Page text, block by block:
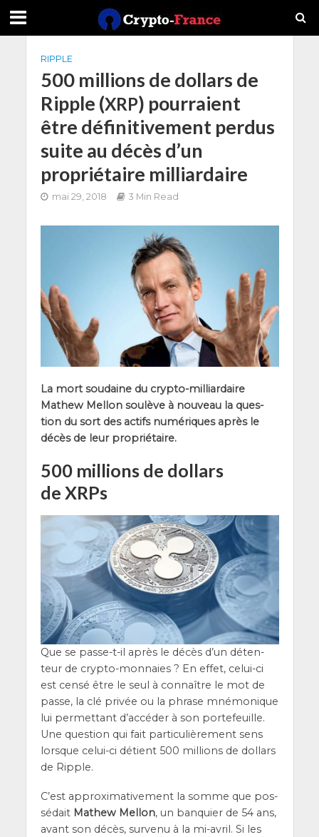
RIPPLE
500 millions de dollars de
Ripple (XRP) pourraient
être définitivement perdus
suite au décès d’un
propriétaire milliardaire
mai 29, 2018 3 Min Read
La mort sou­daine du cryp­to-mil­liar­daire
Mathew Mel­lon sou­lève à nou­veau la ques­
tion du sort des actifs numé­riques après le
décès de leur propriétaire.
500 millions de dollars
de XRPs
Que se passe-t-il après le décès d’un déten­
teur de cryp­to-mon­naies ? En effet, celui-ci
est cen­sé être le seul à connaître le mot de
passe, la clé pri­vée ou la phrase mné­mo­nique
lui per­met­tant d’ac­cé­der à son por­te­feuille.
Une ques­tion qui fait par­ti­cu­liè­re­ment sens
lorsque celui-ci détient 500 mil­lions de dol­lars
de Ripple.
C’est approxi­ma­ti­ve­ment la somme que pos­
sé­dait Mathew Mel­lon, un ban­quier de 54 ans,
avant son décès, sur­ve­nu à la mi-avril. Si les